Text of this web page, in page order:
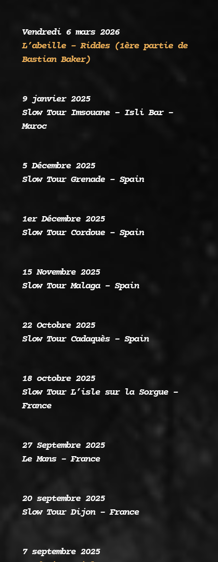
Vendredi 6 mars 2026
L’abeille – Riddes (1ère partie de
Bastian Baker)
9 janvier 2025
Slow Tour Imsouane – Isli Bar –
Maroc
5 Décembre 2025
Slow Tour Grenade – Spain
1er Décembre 2025
Slow Tour Cordoue – Spain
15 Novembre 2025
Slow Tour Malaga – Spain
22 Octobre 2025
Slow Tour Cadaquès – Spain
18 octobre 2025
Slow Tour L’isle sur la Sorgue –
France
27 Septembre 2025
Le Mans – France
20 septembre 2025
Slow Tour Dijon – France
7 septembre 2025